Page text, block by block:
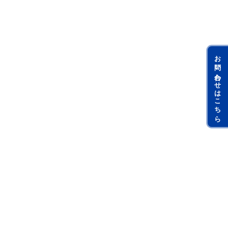
お問い合わせはこちら